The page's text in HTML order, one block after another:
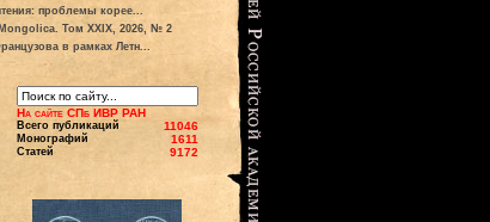
проблемы корее...
Том XXIX, 2026, № 2
в рамках Летн...
На сайте СПб ИВР РАН
Всего публикаций 11046
Монографий 1611
Статей 9172